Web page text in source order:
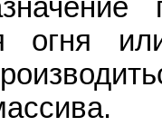
огня